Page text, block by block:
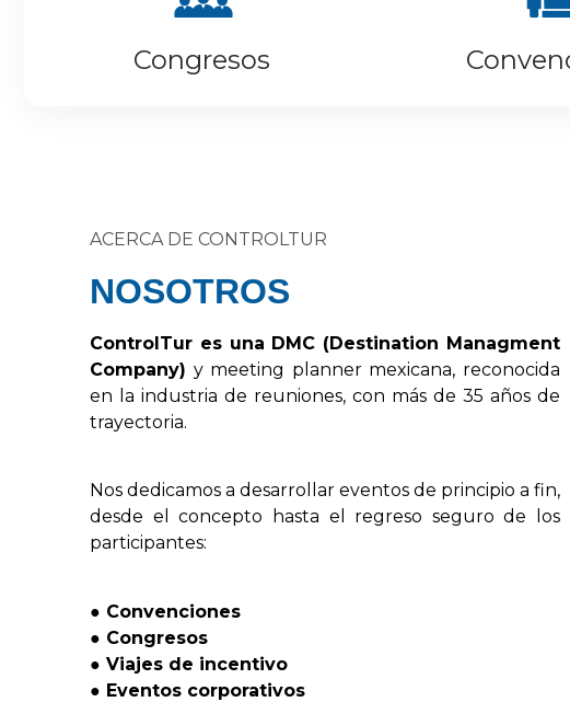
Congresos
ACERCA DE CONTROLTUR
NOSOTROS
ControlTur es una DMC (Destination Managment
Company) y meeting planner mexicana, reconocida
en
la industria de reuniones, con más de 35 años de
trayectoria.
Nos dedicamos a desarrollar eventos de principio a fin,
desde el concepto hasta el regreso seguro de
los
participantes:
● Convenciones
● Congresos
● Viajes de incentivo
● Eventos corporativos